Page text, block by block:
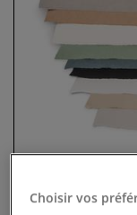
Choisir vos